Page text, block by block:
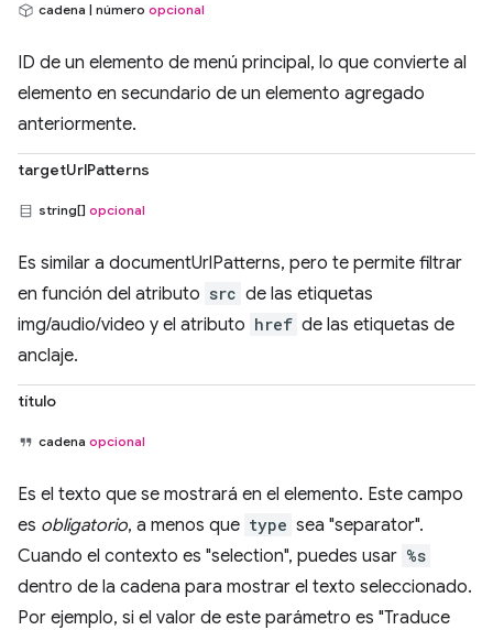
cadena | número opcional
ID de un elemento de menú principal, lo que convierte al
elemento en secundario de un elemento agregado
anteriormente.
targetUrlPatterns
string[] opcional
Es similar a documentUrlPatterns, pero te permite filtrar
en función del atributo src de las etiquetas
img/audio/video y el atributo href de las etiquetas de
anclaje.
título
cadena opcional
Es el texto que se mostrará en el elemento. Este campo
es obligatorio, a menos que type sea "separator".
Cuando el contexto es "selection", puedes usar %s
dentro de la cadena para mostrar el texto seleccionado.
Por ejemplo, si el valor de este parámetro es "Traduce